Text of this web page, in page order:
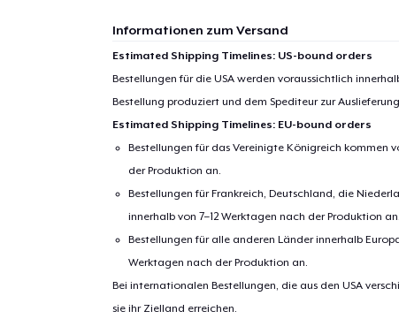
Informationen zum Versand
Estimated Shipping Timelines: US-bound orders
Bestellungen für die USA werden voraussichtlich
Bestellung produziert und dem Spediteur zur
Estimated Shipping Timelines: EU-bound orders
Bestellungen für das Vereinigte Königreich kommen
der Produktion an.
Bestellungen für Frankreich, Deutschland, die
innerhalb von 7–12 Werktagen nach der Produktion an.
Bestellungen für alle anderen Länder innerhalb
Werktagen nach der Produktion an.
Bei internationalen Bestellungen, die aus den USA
sie ihr Zielland erreichen.